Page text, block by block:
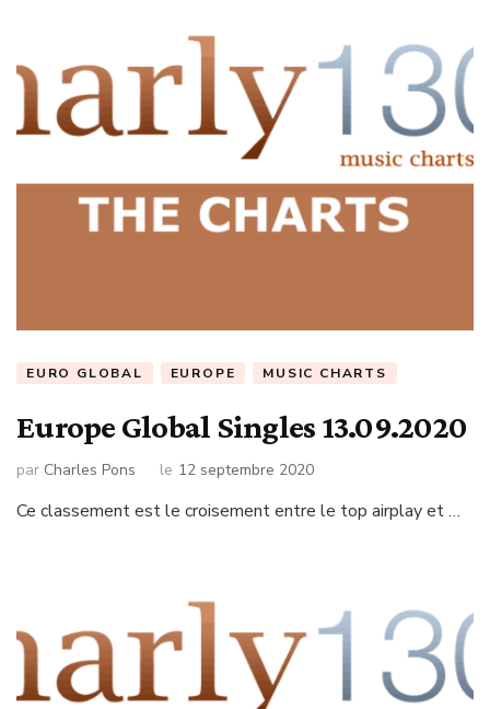
EURO GLOBAL EUROPE MUSIC CHARTS
Europe Global Singles 13.09.2020
par Charles Pons le 12 septembre 2020
Ce classement est le croisement entre le top airplay et …